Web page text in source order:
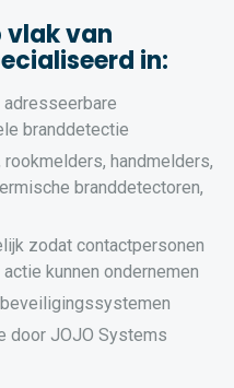
vlak van
in:
branddetectie
handmelders,
branddetectoren,
zodat contactpersonen
kunnen ondernemen
door JOJO Systems